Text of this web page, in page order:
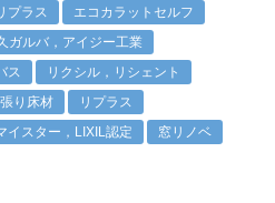
プラス
エコカラットセルフ
ガルバ，アイジー工業
ス
リクシル，リシェント
り床材
リプラス
イスター，LIXIL認定
窓リノベ